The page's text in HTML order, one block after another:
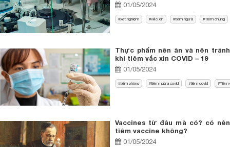
01/05/2024
xét nghiệm vắc xin tiêm ngừa Tiêm chủng
Thực phẩm nên ăn và nên tránh
khi tiêm vắc xin COVID – 19
01/05/2024
tiêm phòng tiêm ngừa covid tiêm covid Tiêm
Vaccines từ đâu mà có? có nên
tiêm vaccine không?
01/05/2024